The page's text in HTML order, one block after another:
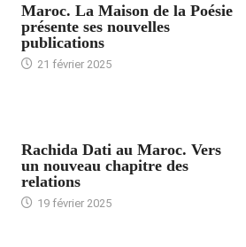
Maroc. La Maison de la Poésie
présente ses nouvelles
publications
21 février 2025
Rachida Dati au Maroc. Vers
un nouveau chapitre des
relations
19 février 2025